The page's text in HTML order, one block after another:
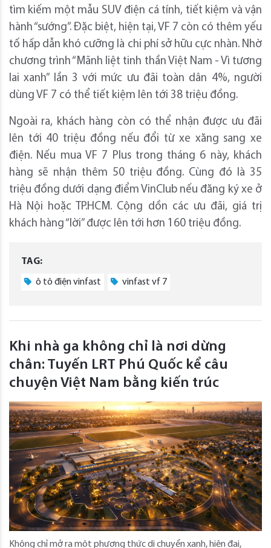
tìm kiếm một mẫu SUV điện cá tính, tiết kiệm và vận
hành “sướng”. Đặc biệt, hiện tại, VF 7 còn có thêm yếu
tố hấp dẫn khó cưỡng là chi phí sở hữu cực nhàn. Nhờ
chương trình “Mãnh liệt tinh thần Việt Nam - Vì tương
lai xanh” lần 3 với mức ưu đãi toàn dân 4%, người
dùng VF 7 có thể tiết kiệm lên tới 38 triệu đồng.
Ngoài ra, khách hàng còn có thể nhận được ưu đãi
lên tới 40 triệu đồng nếu đổi từ xe xăng sang xe
điện. Nếu mua VF 7 Plus trong tháng 6 này, khách
hàng sẽ nhận thêm 50 triệu đồng. Cùng đó là 35
triệu đồng dưới dạng điểm VinClub nếu đăng ký xe ở
Hà Nội hoặc TP.HCM. Cộng dồn các ưu đãi, giá trị
khách hàng “lời” được lên tới hơn 160 triệu đồng.
TAG:
ô tô điện vinfast vinfast vf 7
Khi nhà ga không chỉ là nơi dừng
chân: Tuyến LRT Phú Quốc kể câu
chuyện Việt Nam bằng kiến trúc
Không chỉ mở ra một phương thức di chuyển xanh, hiện đại,